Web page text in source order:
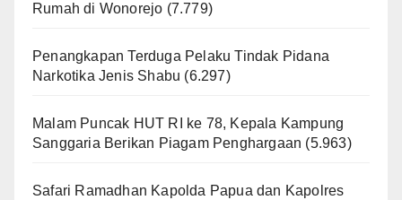
Rumah di Wonorejo (7.779)
Penangkapan Terduga Pelaku Tindak Pidana
Narkotika Jenis Shabu (6.297)
Malam Puncak HUT RI ke 78, Kepala Kampung
Sanggaria Berikan Piagam Penghargaan (5.963)
Safari Ramadhan Kapolda Papua dan Kapolres